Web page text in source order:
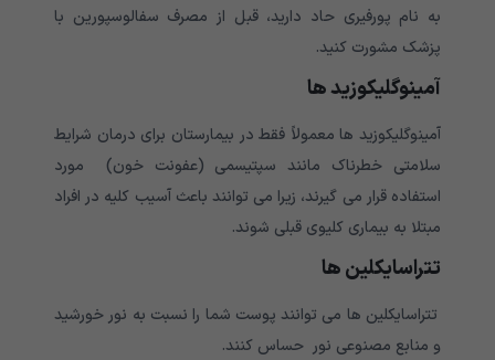
به نام پورفیری حاد دارید، قبل از مصرف سفالوسپورین با
پزشک مشورت کنید.
آمینوگلیکوزید ها
آمینوگلیکوزید ها معمولاً فقط در بیمارستان برای درمان شرایط
سلامتی خطرناک مانند سپتیسمی (عفونت خون) مورد
استفاده قرار می گیرند، زیرا می توانند باعث آسیب کلیه در افراد
مبتلا به بیماری کلیوی قبلی شوند.
تتراسایکلین ها
تتراسایکلین ها می توانند پوست شما را نسبت به نور خورشید
و منابع مصنوعی نور حساس کنند.